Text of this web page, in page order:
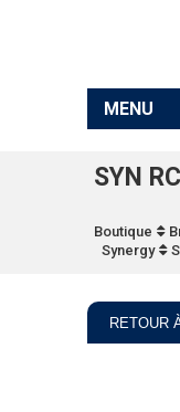
MENU
SYN
Boutique
Synergy
RETOUR